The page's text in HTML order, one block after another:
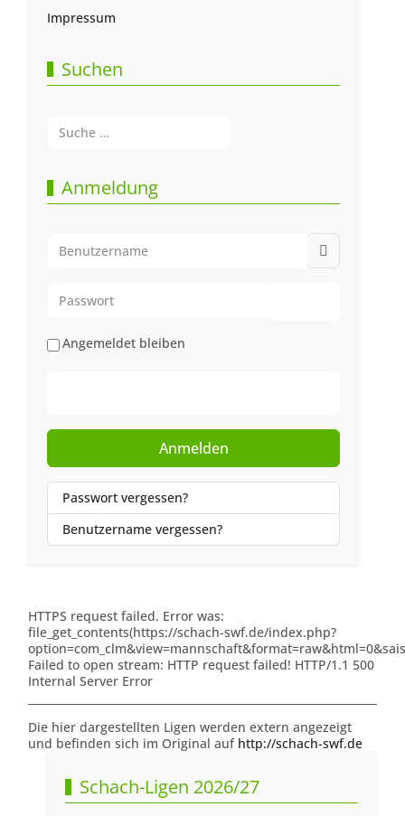
Impressum
Suchen
Anmeldung
Angemeldet bleiben
Anmelden
Passwort vergessen?
Benutzername vergessen?
HTTPS request failed. Error was:
file_get_contents(https://schach-swf.de/index.php?
Failed to open stream: HTTP request failed! HTTP/1.1 500
Internal Server Error
Die hier dargestellten Ligen werden extern angezeigt
und befinden sich im Original auf http://schach-swf.de
Schach-Ligen 2026/27